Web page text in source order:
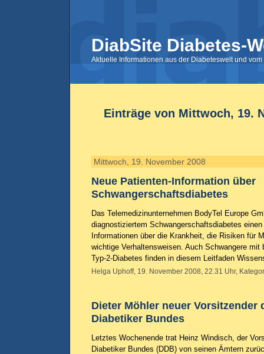
DiabSite Diabetes-
Aktuelle Informationen aus der Diabeteswelt und
Einträge von Mittwoch, 19.
Mittwoch, 19. November 2008
Neue Patienten-Information über
Schwangerschaftsdiabetes
Das Telemedizinunternehmen BodyTel Europe
diagnostiziertem Schwangerschaftsdiabetes
Informationen über die Krankheit, die Risiken für
wichtige Verhaltensweisen. Auch Schwangere mit
Typ-2-Diabetes finden in diesem Leitfaden
Helga Uphoff, 19. November 2008, 22.31 Uhr,
Dieter Möhler neuer Vorsitzender
Diabetiker Bundes
Letztes Wochenende trat Heinz Windisch, der
Diabetiker Bundes (DDB) von seinen Ämtern